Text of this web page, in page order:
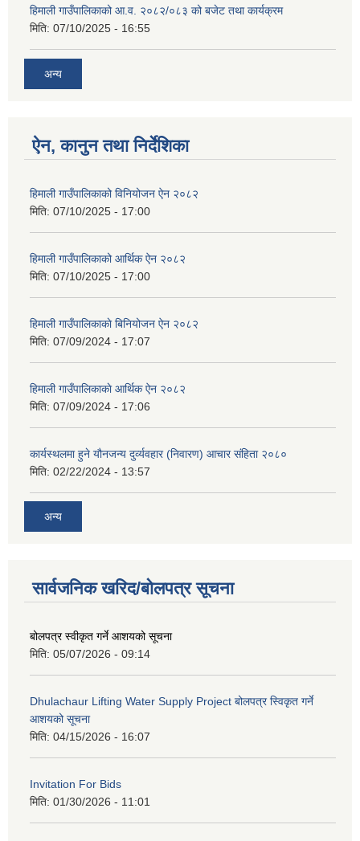
हिमाली गाउँपालिकाको आ.व. २०८२/०८३ को बजेट तथा कार्यक्रम
मिति: 07/10/2025 - 16:55
अन्य
ऐन, कानुन तथा निर्देशिका
हिमाली गाउँपालिकाको विनियोजन ऐन २०८२
मिति: 07/10/2025 - 17:00
हिमाली गाउँपालिकाको आर्थिक ऐन २०८२
मिति: 07/10/2025 - 17:00
हिमाली गाउँपालिकाकाे बिनियोजन ऐन २०८२
मिति: 07/09/2024 - 17:07
हिमाली गाउँपालिकाकाे आर्थिक ऐन २०८२
मिति: 07/09/2024 - 17:06
कार्यस्थलमा हुने यौनजन्य दुर्व्यवहार (निवारण) आचार संहिता २०८०
मिति: 02/22/2024 - 13:57
अन्य
सार्वजनिक खरिद/बोलपत्र सूचना
बोलपत्र स्वीकृत गर्ने आशयको सूचना
मिति: 05/07/2026 - 09:14
Dhulachaur Lifting Water Supply Project बोलपत्र स्विकृत गर्ने
आशयको सूचना
मिति: 04/15/2026 - 16:07
Invitation For Bids
मिति: 01/30/2026 - 11:01